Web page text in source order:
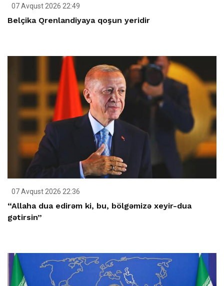
07 Avqust 2026 22:49
Belçika Qrenlandiyaya qoşun yeridir
07 Avqust 2026 22:36
“Allaha dua edirəm ki, bu, bölgəmizə xeyir-dua
gətirsin”